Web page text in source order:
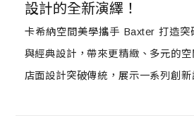
設計的全新演繹！
卡希納空間美學攜手 Baxter 打造突
與經典設計，帶來更精緻、多元的
店面設計突破傳統，展示一系列創新